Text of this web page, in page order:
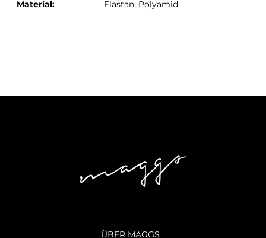
Material: Elastan, Polyamid
ÜBER MAGGS